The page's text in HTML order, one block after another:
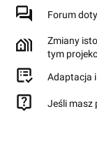
Forum
Zmiany
tym
Adaptacja
Jeśli masz